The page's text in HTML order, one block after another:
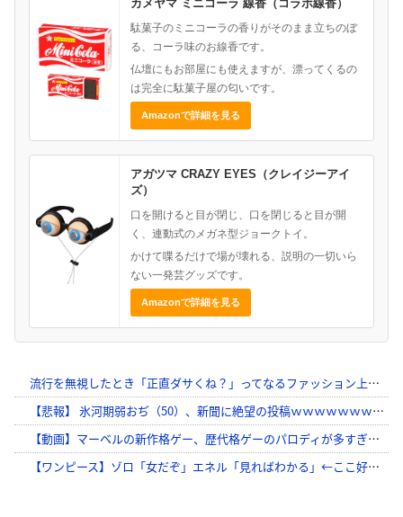
カメヤマ ミニコーラ 線香（コラボ線香）
駄菓子のミニコーラの香りがそのまま立ちのぼ
る、コーラ味のお線香です。
仏壇にもお部屋にも使えますが、漂ってくるの
は完全に駄菓子屋の匂いです。
Amazonで詳細を見る
アガツマ CRAZY EYES（クレイジーアイ
ズ）
口を開けると目が閉じ、口を閉じると目が開
く、連動式のメガネ型ジョークトイ。
かけて喋るだけで場が壊れる、説明の一切いら
ない一発芸グッズです。
Amazonで詳細を見る